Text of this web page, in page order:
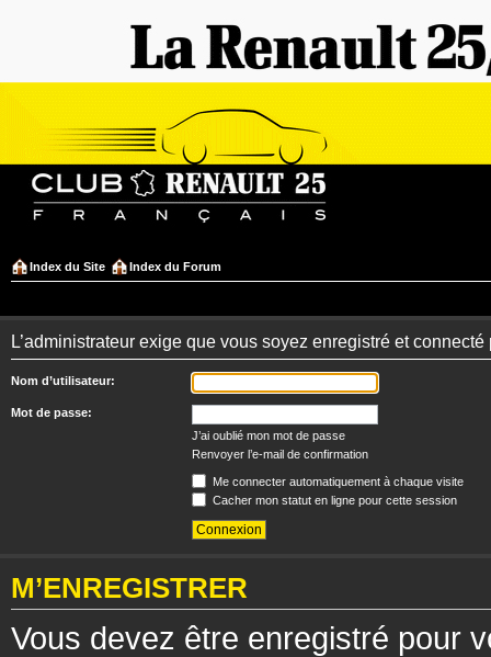
Index du Site Index du Forum
L’administrateur exige que vous soyez enregistré et
Nom d’utilisateur:
Mot de passe:
J’ai oublié mon mot de passe
Renvoyer l’e-mail de confirmation
Me connecter automatiquement à chaque visite
Cacher mon statut en ligne pour cette session
M’ENREGISTRER
Vous devez être enregistré pour